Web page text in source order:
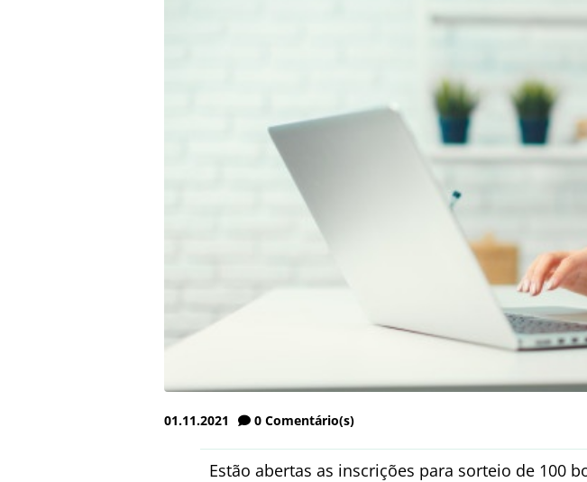
01.11.2021 0 Comentário(s)
Estão abertas as inscrições para sorteio de 100